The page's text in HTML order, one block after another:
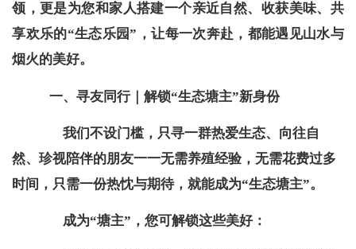
领，更是为您和家人搭建一个亲近自然、收获美味、共
享欢乐的“生态乐园”，让每一次奔赴，都能遇见山水与
烟火的美好。
一、寻友同行｜解锁“生态塘主”新身份
我们不设门槛，只寻一群热爱生态、向往自
然、珍视陪伴的朋友一一无需养殖经验，无需花费过多
时间，只需一份热忱与期待，就能成为“生态塘主”。
成为“塘主”，您可解锁这些美好：